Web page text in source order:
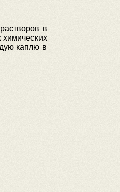
в
каплю в